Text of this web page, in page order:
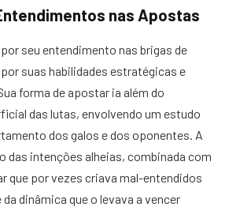
nas Apostas
seu entendimento nas brigas de
suas habilidades estratégicas e
forma de apostar ia além do
das lutas, envolvendo um estudo
dos galos e dos oponentes. A
das intenções alheias, combinada com
que por vezes criava mal-entendidos
dinâmica que o levava a vencer